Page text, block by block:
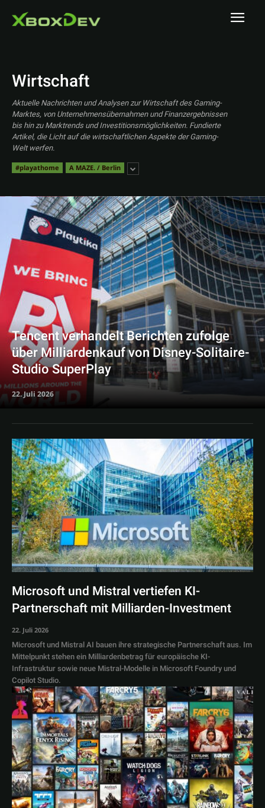
Wirtschaft
Aktuelle Nachrichten und Analysen zur Wirtschaft des Gaming-
Marktes, von Unternehmensübernahmen und Finanzergebnissen
bis hin zu Marktrends und Investitionsmöglichkeiten. Fundierte
Artikel, die Licht auf die wirtschaftlichen Aspekte der Gaming-
Welt werfen.
#playathome A MAZE. / Berlin
Tencent verhandelt Berichten zufolge
über Milliardenkauf von Disney-Solitaire-
Studio SuperPlay
22. Juli 2026
Microsoft und Mistral vertiefen KI-
Partnerschaft mit Milliarden-Investment
22. Juli 2026
Microsoft und Mistral AI bauen ihre strategische Partnerschaft aus. Im
Mittelpunkt stehen ein Milliardenbetrag für europäische KI-
Infrastruktur sowie neue Mistral-Modelle in Microsoft Foundry und
Copilot Studio.